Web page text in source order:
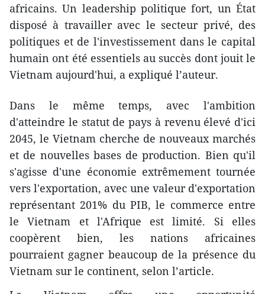
africains. Un leadership politique fort, un État
disposé à travailler avec le secteur privé, des
politiques et de l'investissement dans le capital
humain ont été essentiels au succès dont jouit le
Vietnam aujourd'hui, a expliqué l’auteur.
Dans le même temps, avec l'ambition
d'atteindre le statut de pays à revenu élevé d'ici
2045, le Vietnam cherche de nouveaux marchés
et de nouvelles bases de production. Bien qu'il
s'agisse d'une économie extrêmement tournée
vers l'exportation, avec une valeur d'exportation
représentant 201% du PIB, le commerce entre
le Vietnam et l'Afrique est limité. Si elles
coopèrent bien, les nations africaines
pourraient gagner beaucoup de la présence du
Vietnam sur le continent, selon l’article.